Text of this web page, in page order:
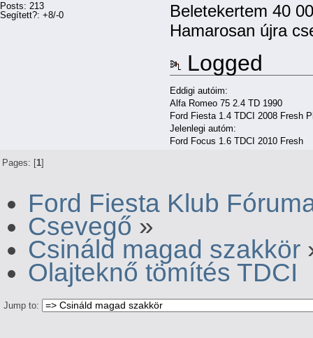
Posts: 213
Segített?: +8/-0
Beletekertem 40
Hamarosan újra
Logged
Eddigi autóim:
Alfa Romeo 75 2.4 TD 1990
Ford Fiesta 1.4 TDCI 2008 Fresh
Jelenlegi autóm:
Ford Focus 1.6 TDCI 2010 Fresh
Pages: [1]
Ford Fiesta Klub
Csevegő »
Csináld magad szakkör
Olajteknő tömítés TDCI
Jump to: